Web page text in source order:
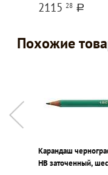
2115 28 a
Похожие
Карандаш
НВ заточенный,